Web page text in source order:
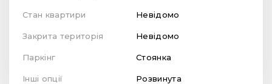
Стан квартири Невідомо
Закрита територія Невідомо
Паркінг Стоянка
Інші опції
Розвинута